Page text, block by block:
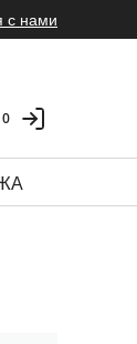
с нами
0